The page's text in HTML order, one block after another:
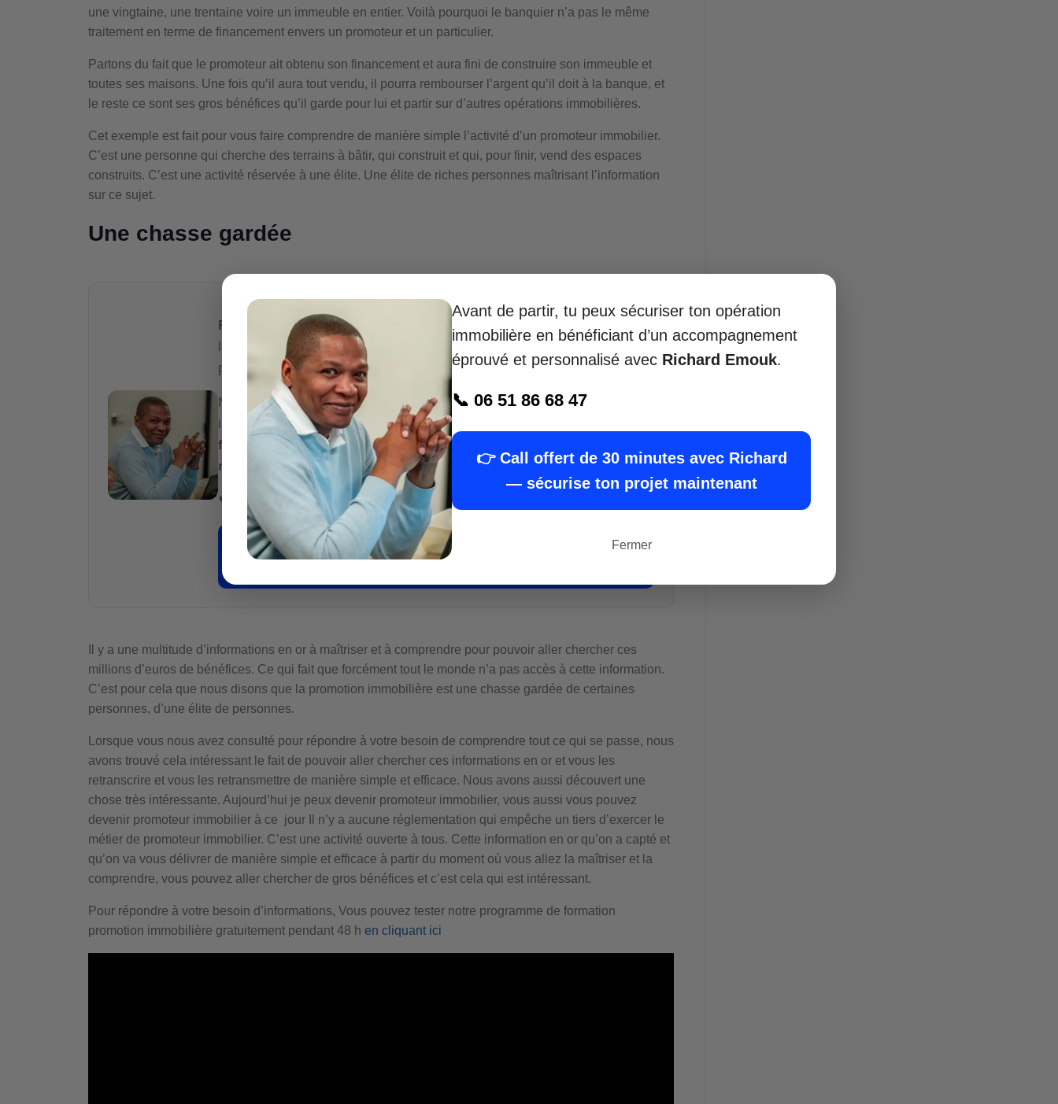
une vingtaine, une trentaine voire un immeuble en entier. Voilà pourquoi le banquier n’a pas le même
traitement en terme de financement envers un promoteur et un particulier.
Partons du fait que le promoteur ait obtenu son financement et aura fini de construire son immeuble et
toutes ses maisons. Une fois qu’il aura tout vendu, il pourra rembourser l’argent qu’il doit à la banque, et
le reste ce sont ses gros bénéfices qu’il garde pour lui et partir sur d’autres opérations immobilières.
Cet exemple est fait pour vous faire comprendre de manière simple l’activité d’un promoteur immobilier.
C’est une personne qui cherche des terrains à bâtir, qui construit et qui, pour finir, vend des espaces
construits. C’est une activité réservée à une élite. Une élite de riches personnes maîtrisant l’information
sur ce sujet.
Une chasse gardée
Richard Emouk,expert en promotion immobilière depuis 15 ans
, aide
les
constructeurset porteurs de projet à
promotion.
Nous transmettons les méthodes
financières et juridiques
indispensables pour éviter les erreurs, construire un
fiable
et valider larentabilité de votre projet
moindre euro.
📞 06 51 86 68 47
👉Je veux sécuriser mon projet avec Richard — call de 30
Il y a une multitude d’informations en or à maîtriser et à comprendre pour pouvoir aller chercher ces
millions d’euros de bénéfices. Ce qui fait que forcément tout le monde n’a pas accès à cette information.
C’est pour cela que nous disons que la promotion immobilière est une chasse gardée de certaines
personnes, d’une élite de personnes.
Lorsque vous nous avez consulté pour répondre à votre besoin de comprendre tout ce qui se passe, nous
avons trouvé cela intéressant le fait de pouvoir aller chercher ces informations en or et vous les
retranscrire et vous les retransmettre de manière simple et efficace. Nous avons aussi découvert une
chose très intéressante. Aujourd’hui je peux devenir promoteur immobilier, vous aussi vous pouvez
devenir promoteur immobilier à ce jour Il n’y a aucune réglementation qui empêche un tiers d’exercer le
métier de promoteur immobilier. C’est une activité ouverte à tous. Cette information en or qu’on a capté et
qu’on va vous délivrer de manière simple et efficace à partir du moment où vous allez la maîtriser et la
comprendre, vous pouvez aller chercher de gros bénéfices et c’est cela qui est intéressant.
Pour répondre à votre besoin d’informations, Vous pouvez tester notre programme de formation
promotion immobilière gratuitement pendant 48 h en cliquant ici
Avant de partir, tu peux sécuriser ton opération
immobilière en bénéficiant d’un accompagnement
éprouvé et personnalisé avec Richard Emouk.
📞 06 51 86 68 47
👉 Call offert de 30 minutes avec Richard
— sécurise ton projet maintenant
Fermer